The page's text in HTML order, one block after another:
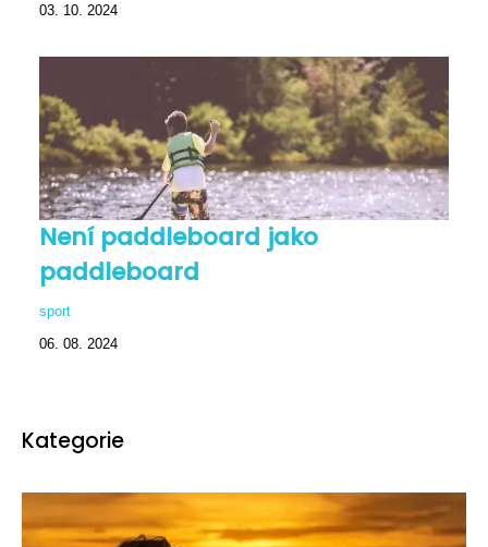
03. 10. 2024
Není paddleboard jako
paddleboard
sport
06. 08. 2024
Kategorie